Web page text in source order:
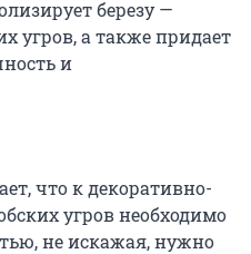
березу —
угров, а также придает
и
что к декоративно-
угров необходимо
не искажая, нужно